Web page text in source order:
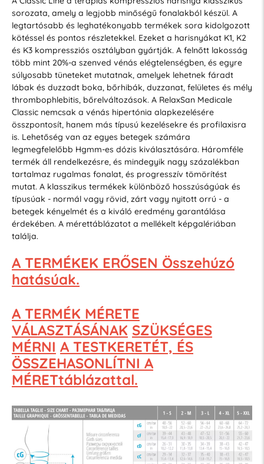
sorozata, amely a legjobb minőségű fonalakból készül. A
legtartósabb és leghatékonyabb termékek sora kidolgozott
kötéssel és pontos részletekkel. Ezeket a harisnyákat K1, K2
és K3 kompressziós osztályban gyártják. A felnőtt lakosság
több mint 20%-a szenved vénás elégtelenségben, és egyre
súlyosabb tüneteket mutatnak, amelyek lehetnek fáradt
lábak és duzzadt boka, bőrhibák, duzzanat, felületes és mély
thrombophlebitis, bőrelváltozások. A RelaxSan Medicale
Classic nemcsak a vénás hipertónia alapkezelésére
összpontosít, hanem más típusú kezelésekre és profilaxisra
is. Lehetőség van az egyes betegek számára
legmegfelelőbb Hgmm-es dózis kiválasztására. Háromféle
termék áll rendelkezésre, és mindegyik nagy százalékban
tartalmaz rugalmas fonalat, és progresszív tömörítést
mutat. A klasszikus termékek különböző hosszúságúak és
típusúak - normál vagy rövid, zárt vagy nyitott orrú - a
betegek kényelmét és a kiváló eredmény garantálása
érdekében. A mérettáblázatot a mellékelt képgalériában
találja.
A TERMÉKEK ERŐSEN Összehúzó
hatásúak.
A TERMÉK MÉRETE
VÁLASZTÁSÁNAK SZÜKSÉGES
MÉRNI A TESTKERETÉT, ÉS
ÖSSZEHASONLÍTNI A
MÉRETtáblázattal.